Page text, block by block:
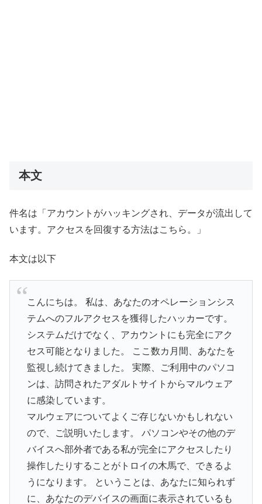
本文
件名は「アカウントがハッキングされ、データが流出して
います。アクセスを回復する方法はこちら。」
本文は以下
こんにちは。 私は、あなたのオペレーションシス
テムへのフルアクセスを獲得したハッカーです。
システムだけでなく、アカウントにも完全にアク
セス可能となりました。 ここ数カ月間、あなたを
監視し続けてきました。 実際、ご利用中のパソコ
ンは、訪問されたアダルトサイトからマルウェア
に感染しています。
マルウェアについてよくご存じないかもしれない
ので、ご説明いたします。 パソコンやその他のデ
バイスへ部外者である私が完全にアクセスしたり
操作したりすることがトロイの木馬で、できるよ
うになります。 ということは、あなたに知られず
に、あなたのデバイスの画面に表示されているも